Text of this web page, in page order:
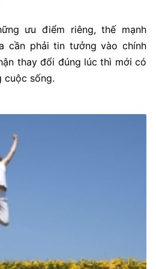
ưu điểm riêng, thế mạnh
cần phải tin tưởng vào chính
thay đổi đúng lúc thì mới có
cuộc sống.